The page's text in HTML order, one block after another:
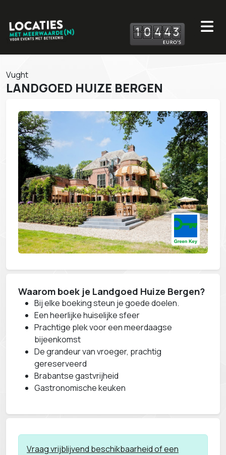
10 443
Vught
LANDGOED HUIZE BERGEN
Waarom boek je Landgoed Huize Bergen?
Bij elke boeking steun je goede doelen.
Een heerlijke huiselijke sfeer
Prachtige plek voor een meerdaagse
bijeenkomst
De grandeur van vroeger, prachtig
gereserveerd
Brabantse gastvrijheid
Gastronomische keuken
Vraag vrijblijvend beschikbaarheid of een